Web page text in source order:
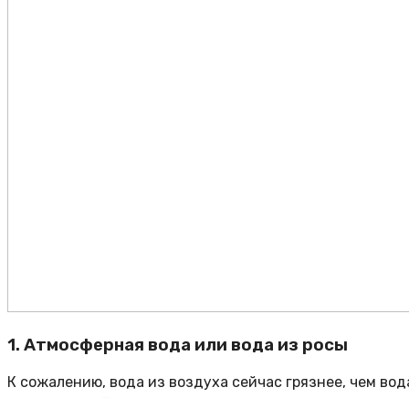
1. Атмосферная вода или вода из росы
К сожалению, вода из воздуха сейчас грязнее, чем